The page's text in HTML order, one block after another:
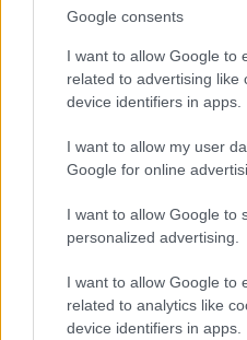
Google consents
I want to allow Google to
related to advertising like
device identifiers in apps.
I want to allow my user
Google for online
I want to allow Google to
personalized advertising.
I want to allow Google to
related to analytics like
device identifiers in apps.
Fondos europeos impulsan
el País Vasco
Marta Ruiz · 3 Ago 2026